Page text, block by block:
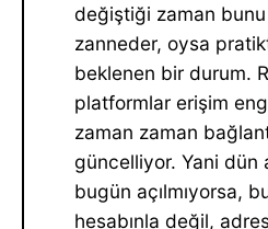
değiştiği zaman bunu
zanneder, oysa
beklenen bir durum.
platformlar erişim
zaman zaman
güncelliyor. Yani dün
bugün açılmıyorsa,
hesabınla değil,